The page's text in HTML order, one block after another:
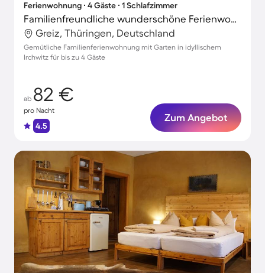
Ferienwohnung ∙ 4 Gäste ∙ 1 Schlafzimmer
Familienfreundliche wunderschöne Ferienwohnung mit Terrasse und Garten
Greiz, Thüringen, Deutschland
Gemütliche Familienferienwohnung mit Garten in idyllischem
Irchwitz für bis zu 4 Gäste
ab 82 €
pro Nacht
4.5
Zum Angebot